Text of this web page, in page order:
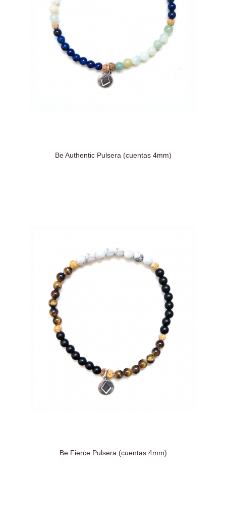
Be Authentic Pulsera (cuentas 4mm)
Be Fierce Pulsera (cuentas 4mm)